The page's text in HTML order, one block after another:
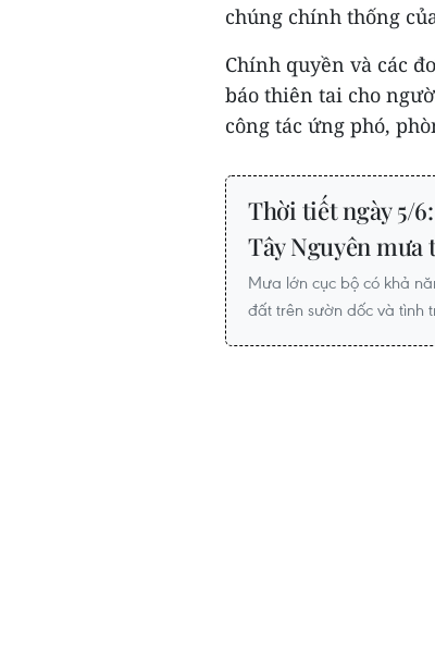
chúng chính thống
Chính quyền và các
báo thiên tai cho
công tác ứng phó,
Thời tiết ngày 5/
Tây Nguyên mưa
Mưa lớn cục bộ có khả
đất trên sườn dốc và tình